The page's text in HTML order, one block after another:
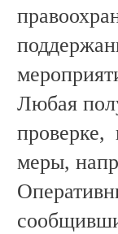
Любая
меры,